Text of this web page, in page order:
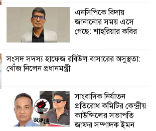
এনসিপিকে বিদায়
জানানোর সময় এসে
গেছে: শাহরিয়ার কবির
সংসদ সদস্য হাফেজ রবিউল বাসারের অসুস্থতা:
খোঁজ নিলেন প্রধানমন্ত্রী
সাংবাদিক নির্যাতন
প্রতিরোধ কমিটির কেন্দ্রীয়
কাউন্সিলের সভাপতি
জাফর সম্পাদক ইমন